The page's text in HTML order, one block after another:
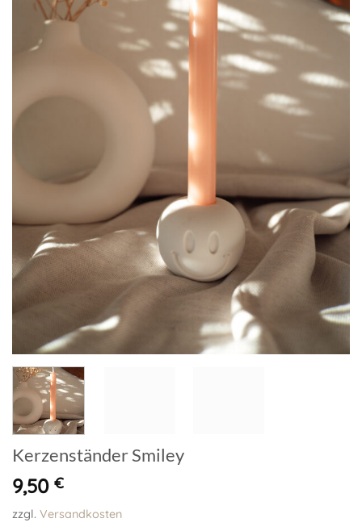
Kerzenständer Smiley
9,50 €
zzgl. Versandkosten